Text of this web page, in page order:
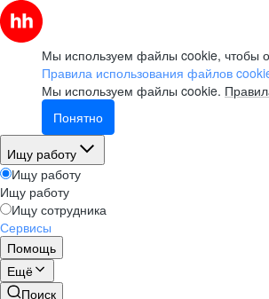
Мы используем файлы cookie, чтобы
Правила использования файлов
Мы используем файлы cookie.
Понятно
Ищу работу
Ищу работу
Ищу работу
Ищу сотрудника
Сервисы
Помощь
Ещё
Поиск